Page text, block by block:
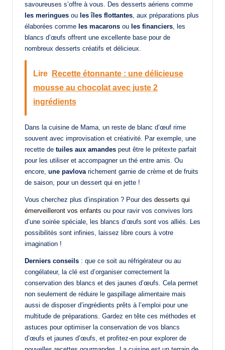
savoureuses s’offre à vous. Des desserts aériens comme
les meringues ou les îles flottantes, aux préparations plus
élaborées comme les macarons ou les financiers, les
blancs d’œufs offrent une excellente base pour de
nombreux desserts créatifs et délicieux.
Lire
Recette étonnante : une délicieuse
mousse au chocolat avec juste 2
ingrédients
Dans la cuisine de Mama, un reste de blanc d’œuf rime
souvent avec improvisation et créativité. Par exemple, une
recette de tuiles aux amandes peut être le prétexte parfait
pour les utiliser et accompagner un thé entre amis. Ou
encore, une pavlova richement garnie de crème et de fruits
de saison, pour un dessert qui en jette !
Vous cherchez plus d’inspiration ? Pour des desserts qui
émerveilleront vos enfants ou pour ravir vos convives lors
d’une soirée spéciale, les blancs d’œufs sont vos alliés. Les
possibilités sont infinies, laissez libre cours à votre
imagination !
Derniers conseils : que ce soit au réfrigérateur ou au
congélateur, la clé est d’organiser correctement la
conservation des blancs et des jaunes d’œufs. Cela permet
non seulement de réduire le gaspillage alimentaire mais
aussi de disposer d’ingrédients prêts à l’emploi pour une
multitude de préparations. Gardez en tête ces méthodes et
astuces pour optimiser la conservation de vos blancs
d’œufs et jaunes d’œufs, et profitez-en pour explorer de